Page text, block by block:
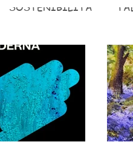
SOSTENIBILITÀ
BENESSERE